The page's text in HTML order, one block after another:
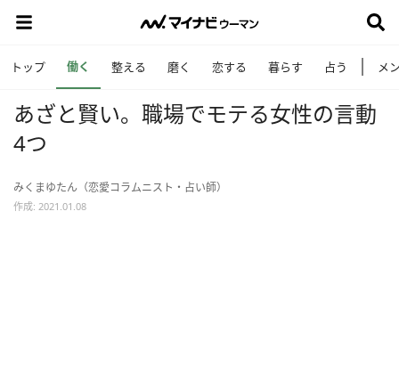
トップ 働く 整える 磨く 恋する 暮らす 占う メ
あざと賢い。職場でモテる女性の言動
4つ
みくまゆたん（恋愛コラムニスト・占い師）
作成: 2021.01.08